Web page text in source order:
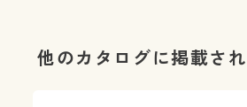
他のカタログに掲載さ